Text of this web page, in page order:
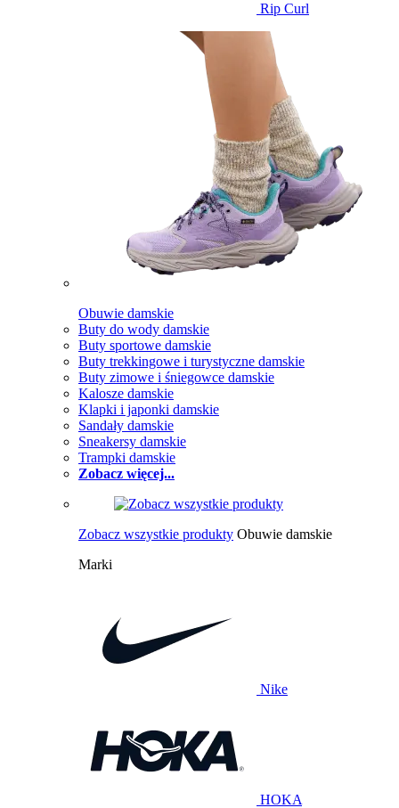
Rip Curl
Obuwie damskie
Buty do wody damskie
Buty sportowe damskie
Buty trekkingowe i turystyczne damskie
Buty zimowe i śniegowce damskie
Kalosze damskie
Klapki i japonki damskie
Sandały damskie
Sneakersy damskie
Trampki damskie
Zobacz więcej...
Zobacz wszystkie produkty Obuwie damskie
Marki
Nike
HOKA